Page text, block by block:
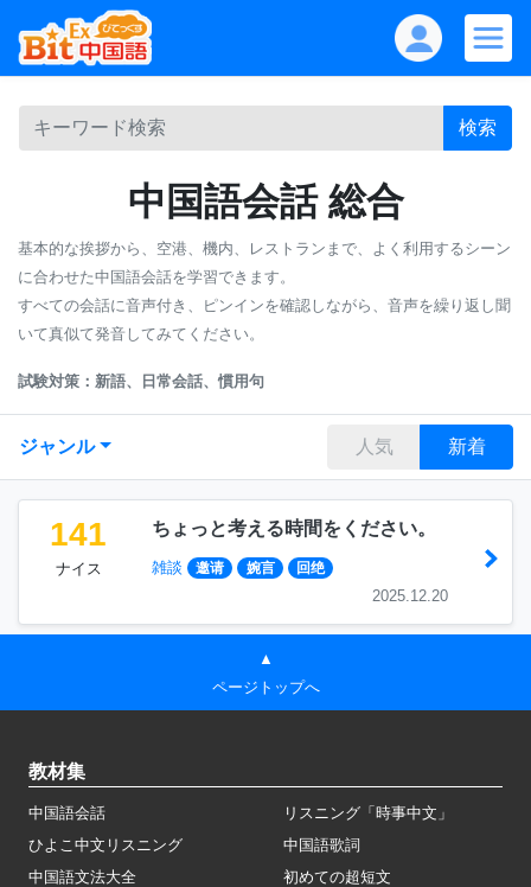
検索
中国語会話 総合
基本的な挨拶から、空港、機内、レストランまで、よく利用するシーン
に合わせた中国語会話を学習できます。
すべての会話に音声付き、ピンインを確認しながら、音声を繰り返し聞
いて真似て発音してみてください。
試験対策：新語、日常会話、慣用句
ジャンル 人気 新着
141
ナイス
ちょっと考える時間をください。
雑談 邀请 婉言 回绝
2025.12.20
▲
ページトップへ
教材集
中国語会話
リスニング「時事中文」
ひよこ中文リスニング
中国語歌詞
中国語文法大全
初めての超短文